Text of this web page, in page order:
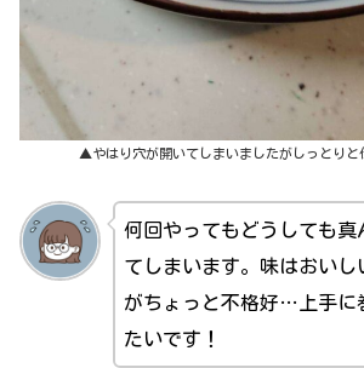
▲やはり穴が開いてしまいましたがしっとりと
何回やってもどうしても真
てしまいます。味はおいし
がちょっと不格好…上手に
たいです！